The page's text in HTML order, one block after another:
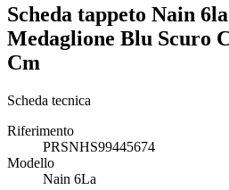
Scheda tappeto Nain
Medaglione Blu Scuro
Cm
Scheda tecnica
Riferimento
PRSNHS99445674
Modello
Nain 6La